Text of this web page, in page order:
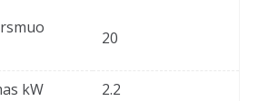
20
kW
2.2